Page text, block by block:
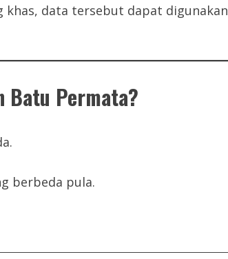
data tersebut dapat digunakan
Batu Permata?
berbeda pula.